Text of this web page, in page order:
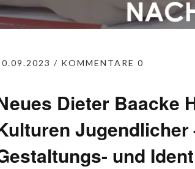
KOMMENTARE 0
Dieter Baacke
und